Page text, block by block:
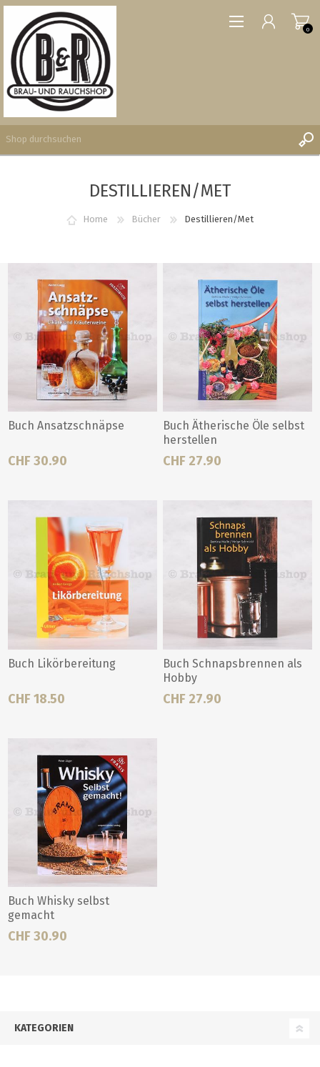
REGISTRIERUNG
ANMELDEN
0
DESTILLIEREN/MET
Home Bücher Destillieren/Met
Buch Ansatzschnäpse
CHF 30.90
Buch Ätherische Öle selbst
herstellen
CHF 27.90
Buch Likörbereitung
CHF 18.50
Buch Schnapsbrennen als
Hobby
CHF 27.90
Buch Whisky selbst
gemacht
CHF 30.90
KATEGORIEN